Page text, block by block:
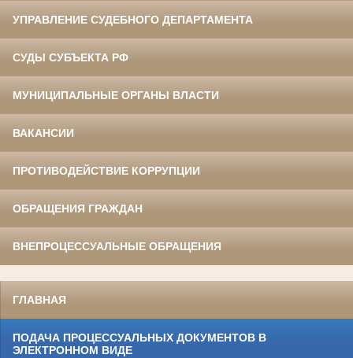
УПРАВЛЕНИЕ СУДЕБНОГО ДЕПАРТАМЕНТА
СУДЫ СУБЪЕКТА РФ
МУНИЦИПАЛЬНЫЕ ОРГАНЫ ВЛАСТИ
ВАКАНСИИ
ПРОТИВОДЕЙСТВИЕ КОРРУПЦИИ
ОБРАЩЕНИЯ ГРАЖДАН
ВНЕПРОЦЕССУАЛЬНЫЕ ОБРАЩЕНИЯ
ГЛАВНАЯ
ПОДАЧА ПРОЦЕССУАЛЬНЫХ ДОКУМЕНТОВ В
ЭЛЕКТРОННОМ ВИДЕ